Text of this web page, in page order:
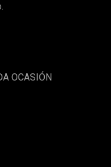
OCASIÓN